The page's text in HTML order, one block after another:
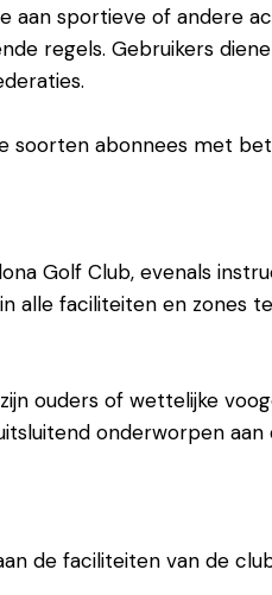
sportieve of andere
regels. Gebruikers
soorten abonnees met
Golf Club, evenals
alle faciliteiten en zones
ouders of wettelijke
onderworpen
de faciliteiten van de